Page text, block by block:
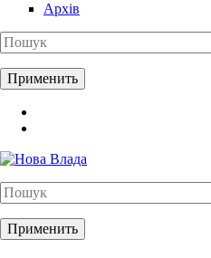
Архів